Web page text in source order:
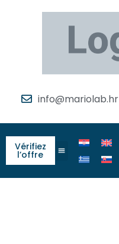
info@mariolab.hr
Vérifiez
l’offre